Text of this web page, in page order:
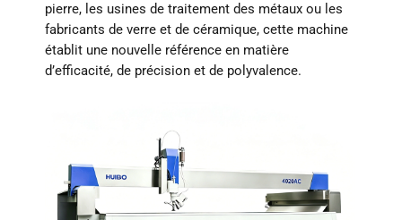
pierre, les usines de traitement des métaux ou les
fabricants de verre et de céramique, cette machine
établit une nouvelle référence en matière
d’efficacité, de précision et de polyvalence.